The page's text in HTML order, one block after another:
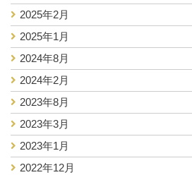
2025年2月
2025年1月
2024年8月
2024年2月
2023年8月
2023年3月
2023年1月
2022年12月